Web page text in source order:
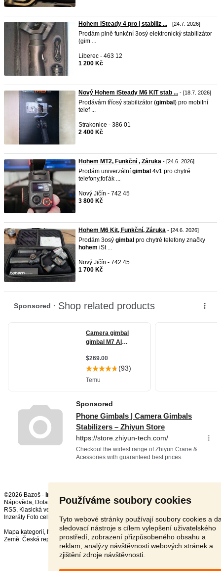
Používáme soubory cookies
Tyto webové stránky používají soubory cookies a
sledovací nástroje s cílem vylepšení uživatelského
prostředí, zobrazení přizpůsobeného obsahu a
reklam, analýzy návštěvnosti webových stránek a
zjištění zdroje návštěvnosti.
Hohem iSteady 4 pro | stabiliz ... - [24.7. 2026]
Prodám plně funkční 3osý elektronický stabilizátor
(gim ...
Liberec - 463 12
1 200 Kč
Nový Hohem iSteady M6 KIT stab ... - [18.7. 2026]
Prodávám tříosý stabilizátor (gimbal ) pro mobilní
telef ...
Strakonice - 386 01
2 400 Kč
Hohem MT2, Funkční , Záruka - [24.6. 2026]
Prodám univerzální gimbal 4v1 pro chytré
telefony,foťák ...
Nový Jičín - 742 45
3 800 Kč
Hohem M6 Kit, Funkční, Záruka - [24.6. 2026]
Prodám 3osý gimbal pro chytré telefony značky
hohem iSt ...
Nový Jičín - 742 45
1 700 Kč
©2026 Bazoš - Inzerce, Bazar
Nápověda, Dotazy Hodnocení,Kontakt, Reklama,Podmínky,Ochrana údajů
RSS,
Inzeráty Foto celkem:11943, za 24 hodin:351
Mapa kategorií, Nejvyhledávanější výrazy
Země: Česká republika,Slovensko,Polsko,Rakousko